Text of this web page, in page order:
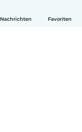
Nachrichten Favoriten